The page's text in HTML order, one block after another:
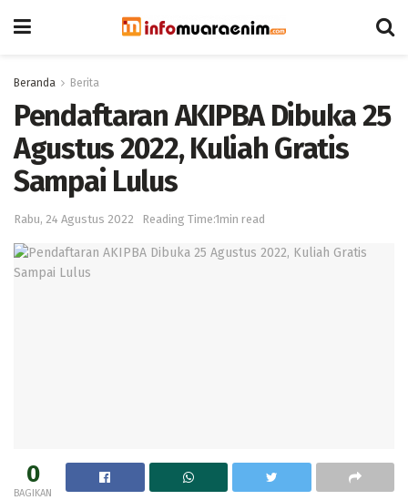
Beranda Berita
Pendaftaran AKIPBA Dibuka 25
Agustus 2022, Kuliah Gratis
Sampai Lulus
Rabu, 24 Agustus 2022 Reading Time:1min read
0
BAGIKAN